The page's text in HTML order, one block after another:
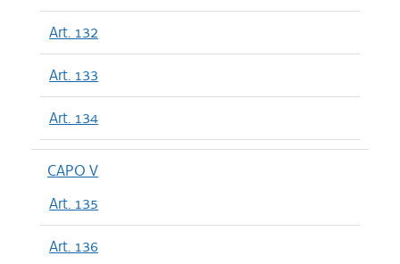
Art. 132
Art. 133
Art. 134
CAPO V
Art. 135
Art. 136